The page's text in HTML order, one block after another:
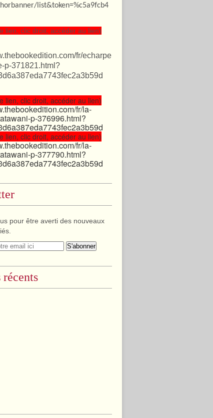
list&token=%c5a9fcb4
lien, clic droit, accéder au lien)
fr/echarpe
p-371821.html?
lien, clic droit, accéder au lien)
fr/la-
p-376996.html?
lien, clic droit, accéder au lien)
fr/la-
p-377790.html?
pour être averti des nouveaux